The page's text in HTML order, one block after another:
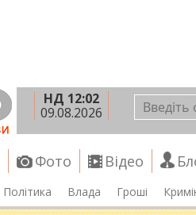
НД 12:02
09.08.2026
Фото Відео
Політика Влада Гроші